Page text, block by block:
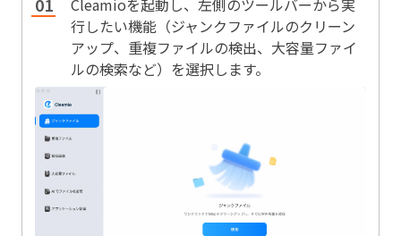
Cleamioを起動し、左側のツールバーから実
行したい機能（ジャンクファイルのクリーン
アップ、重複ファイルの検出、大容量ファイ
ルの検索など）を選択します。